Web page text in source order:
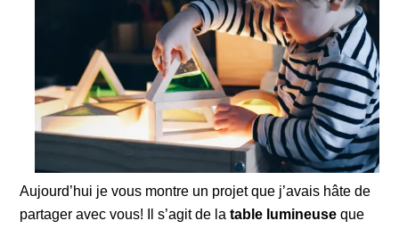
Aujourd’hui je vous montre un projet que j’avais hâte de
partager avec vous! Il s’agit de latable lumineuse que